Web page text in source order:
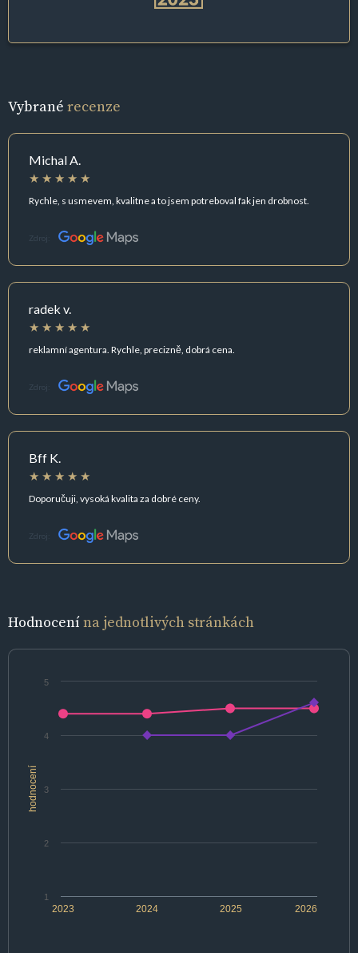
Vybrané recenze
Michal A.
Rychle, s usmevem, kvalitne a to jsem potreboval fak jen drobnost.
Zdroj:
radek v.
reklamní agentura. Rychle, precizně, dobrá cena.
Zdroj:
Bff K.
Doporučuji, vysoká kvalita za dobré ceny.
Zdroj:
Hodnocenína jednotlivých stránkách
hodnocení
2024 2026
2023 2025
1
2
3
4
5